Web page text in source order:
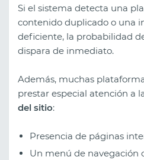
Si el sistema detecta una
contenido duplicado o una
deficiente, la probabilidad
dispara de inmediato.
Además, muchas
prestar especial atención a
del sitio:
Presencia de páginas
Un menú de navegación